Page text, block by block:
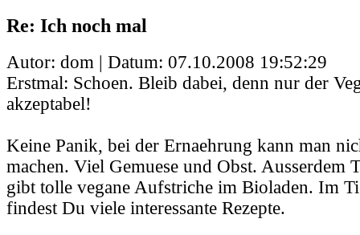
Re: Ich noch mal
Autor: dom | Datum: 07.10.2008 19:52:29
Erstmal: Schoen. Bleib dabei, denn nur der
akzeptabel!
Keine Panik, bei der Ernaehrung kann man
machen. Viel Gemuese und Obst. Ausserdem
gibt tolle vegane Aufstriche im Bioladen. Im
findest Du viele interessante Rezepte.